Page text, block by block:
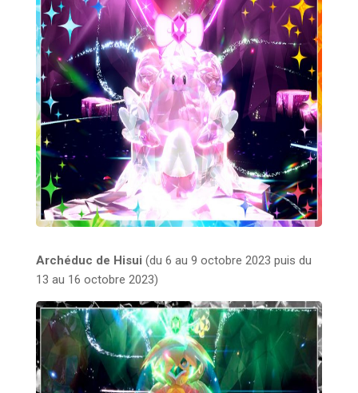
Archéduc de Hisui (du 6 au 9 octobre 2023 puis du
13 au 16 octobre 2023)